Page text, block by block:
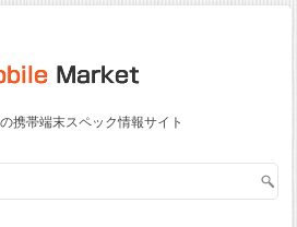
携帯端末スペック情報サイト